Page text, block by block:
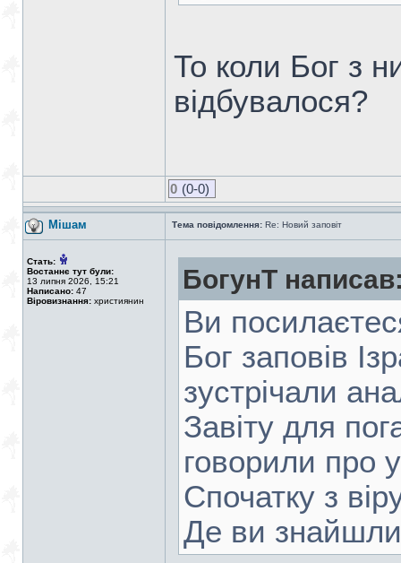
То коли Бог з
відбувалося?
0 (0-0)
Мішам Тема повідомлення: Re: Новий заповіт
Стать:
Востаннє тут були:
13 липня 2026, 15:21
Написано: 47
Віровизнання: християнин
БогунТ
Ви
Бог заповів
зустрічали
Завіту для
говорили про
Спочатку з
Де ви знайшли